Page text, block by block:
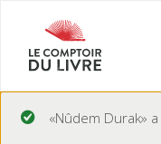
«Nûdem Durak»